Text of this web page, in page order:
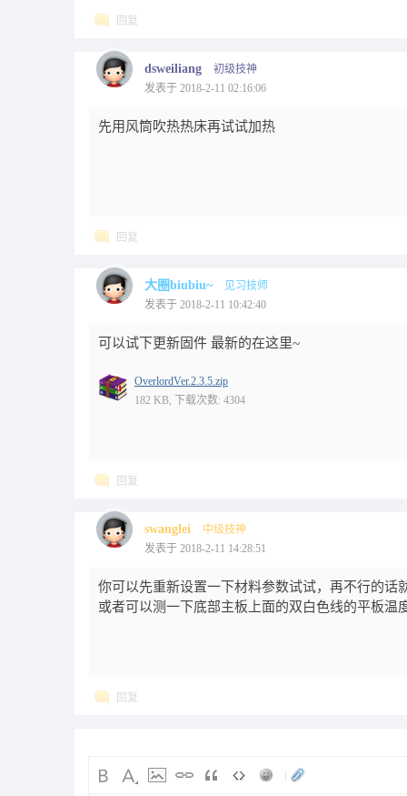
回复
dsweiliang
初级技神
发表于 2018-2-11 02:16:06
先用风筒吹热热床再试试加热
回复
大圈biubiu~
见习技师
发表于 2018-2-11 10:42:40
可以试下更新固件 最新的在这里~
OverlordVer.2.3.5.zip
182 KB, 下载次数: 4304
回复
swanglei
中级技神
发表于 2018-2-11 14:28:51
你可以先重新设置一下材料参数试试，再不行的话
或者可以测一下底部主板上面的双白色线的平板温
回复